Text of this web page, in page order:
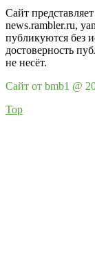
Сайт
news.rambler.ru,
публикуются без
достоверность
не несёт.
Сайт от bmb1 @
Top